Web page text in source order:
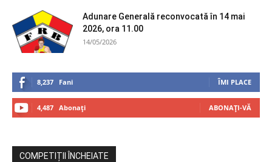
Adunare Generală reconvocată în 14 mai
2026, ora 11.00
14/05/2026
8,237 Fani ÎMI PLACE
4,487 Abonați ABONAȚI-VĂ
COMPETIȚII ÎNCHEIATE